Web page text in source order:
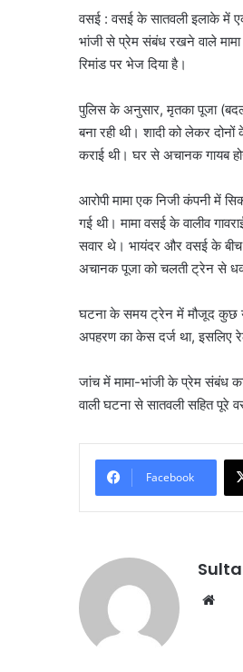
वसई : वसई के सातवली इलाके में
भांजी से प्रेम संबंध रखने वाले मामा
रिमांड पर भेज दिया है।
पुलिस के अनुसार, मृतका पूजा
बना रही थी। शादी को लेकर
कराई थी। घर से अचानक गायब
आरोपी मामा एक निजी कंपनी में
गई थी। मामा वसई के वालीव
सवार थे। भायंदर और वसई के बीच
अचानक पूजा को चलती ट्रेन से
घटना के समय ट्रेन में मौजूद कुछ
अपहरण का केस दर्ज था, इसलिए
जांच में मामा-भांजी के प्रेम संबंध
वाली घटना से सातवली सहित
Facebook